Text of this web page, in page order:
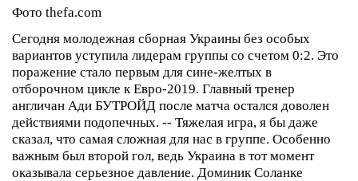
Фото thefa.com
Сегодня молодежная сборная Украины без особых
вариантов уступила лидерам группы со счетом 0:2. Это
поражение стало первым для сине-желтых в
отборочном цикле к Евро-2019. Главный тренер
англичан Ади БУТРОЙД после матча остался доволен
действиями подопечных. -- Тяжелая игра, я бы даже
сказал, что самая сложная для нас в группе. Особенно
важным был второй гол, ведь Украина в тот момент
оказывала серьезное давление. Доминик Соланке